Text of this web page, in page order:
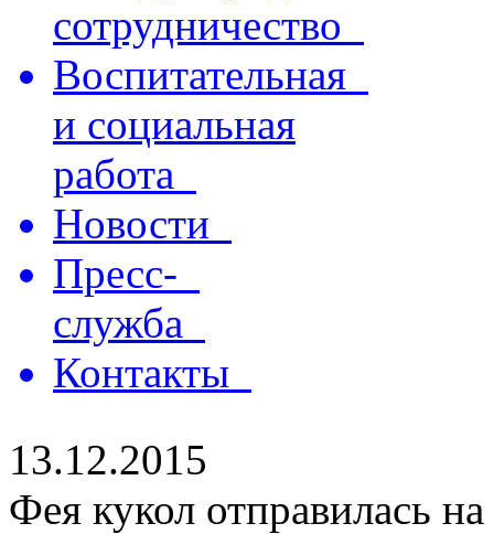
сотрудничество
Воспитательная
и социальная
работа
Новости
Пресс-
служба
Контакты
13.12.2015
Фея кукол отправилась